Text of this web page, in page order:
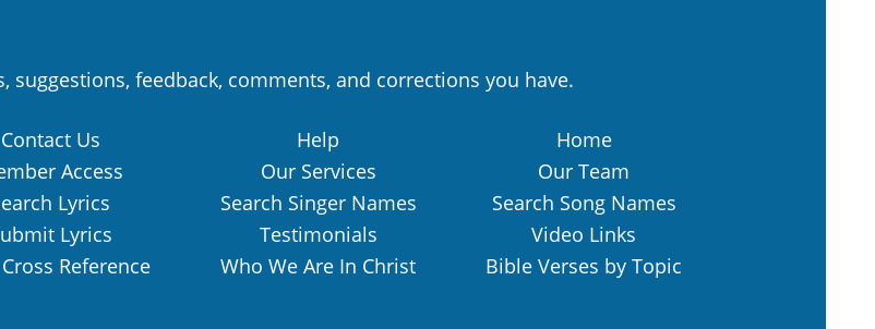
suggestions, feedback, comments, and corrections you have.
Contact Us Help
Home
Access Our Services
Our Team
Lyrics Search Singer Names
Search Song Names
Lyrics Testimonials
Video Links
Reference Who We Are In Christ
Bible Verses by Topic